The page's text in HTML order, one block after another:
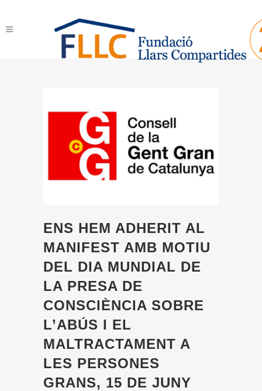
ENS HEM ADHERIT AL
MANIFEST AMB MOTIU
DEL DIA MUNDIAL DE
LA PRESA DE
CONSCIÈNCIA SOBRE
L’ABÚS I EL
MALTRACTAMENT A
LES PERSONES
GRANS, 15 DE JUNY